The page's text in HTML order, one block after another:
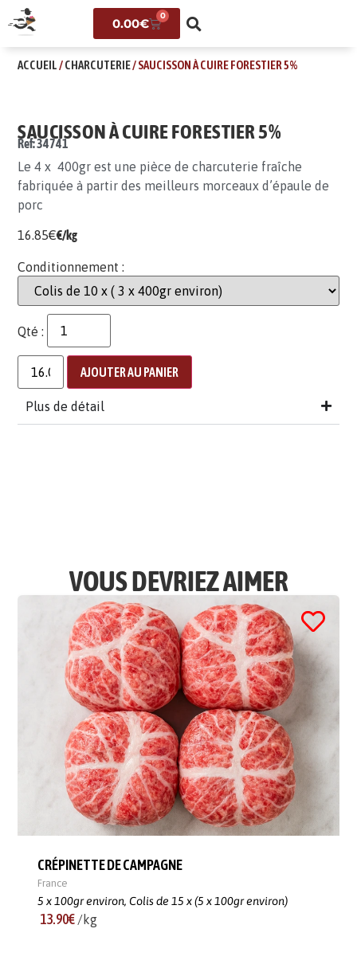
0.00€
0
ACCUEIL/CHARCUTERIE/ SAUCISSON À CUIRE FORESTIER 5%
SAUCISSON À CUIRE FORESTIER 5%
Ref: 34741
Le 4 x 400gr est une pièce de charcuterie fraîche
fabriquée à partir des meilleurs morceaux d’épaule de
porc
16.85€€/kg
Conditionnement :
Qté :
AJOUTER AU PANIER
Plus de détail
VOUS DEVRIEZ AIMER
CRÉPINETTE DE CAMPAGNE
France
5 x 100gr environ, Colis de 15 x (5 x 100gr environ)
13.90€ /kg